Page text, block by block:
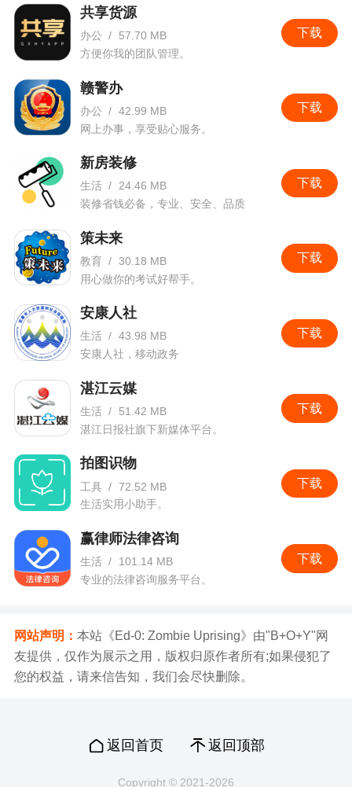
下载
共享货源
办公 /
57.70 MB
方便你我的团队管理。
下载
赣警办
办公 / 42.99 MB
网上办事，享受贴心服务。
下载
新房装修
生活 / 24.46 MB
装修省钱必备，专业、安全、品质
下载
策未来
教育 / 30.18 MB
用心做你的考试好帮手。
下载
安康人社
生活 / 43.98 MB
安康人社，移动政务
下载
湛江云媒
生活 /
51.42 MB
湛江日报社旗下新媒体平台。
下载
拍图识物
工具 / 72.52 MB
生活实用小助手。
下载
赢律师法律咨询
生活 /
101.14 MB
专业的法律咨询服务平台。
网站声明： 本站《Ed-0: Zombie Uprising》由"B+O+Y"网
友提供，仅作为展示之用，版权归原作者所有;如果侵犯了
您的权益，请来信告知，我们会尽快删除。
返回首页 返回顶部
Copyright © 2021-2026